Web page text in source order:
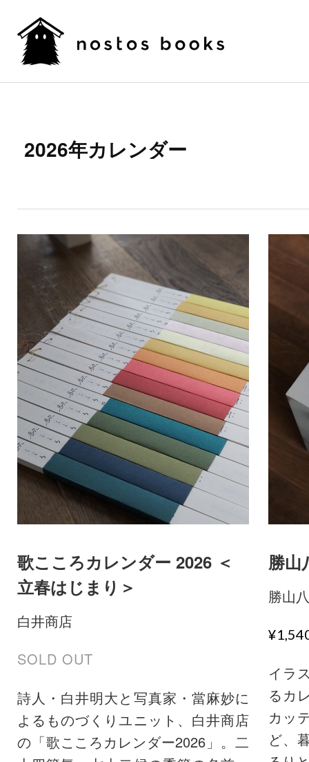
2026年カレンダー
歌こころカレンダー 2026 ＜
立春はじまり＞
白井商店
SOLD OUT
詩人・白井明大と写真家・當麻妙に
よるものづくりユニット、白井商店
の「歌こころカレンダー2026」。二
勝山
勝山
イラ
るカ
カッ
ど、